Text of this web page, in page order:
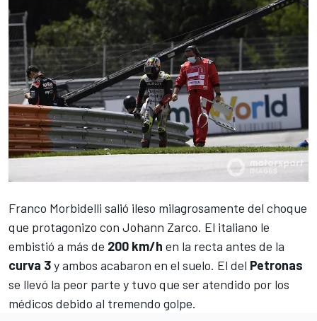
Franco Morbidelli salió ileso milagrosamente del choque
que protagonizo con Johann Zarco. El italiano le
embistió a más de 200 km/h en la recta antes de la
curva 3y ambos acabaron en el suelo. El del Petronas
se llevó la peor parte y tuvo que ser atendido por los
médicos debido al tremendo golpe.